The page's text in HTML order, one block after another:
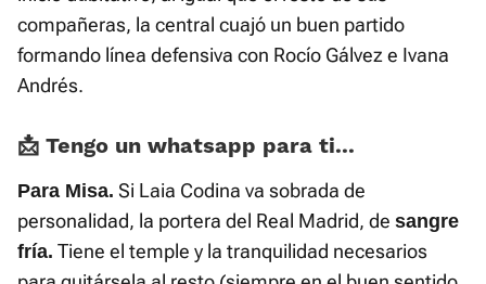
compañeras, la central cuajó un buen partido
formando línea defensiva con Rocío Gálvez e Ivana
Andrés.
📩 Tengo un whatsapp para ti...
Para Misa. Si Laia Codina va sobrada de
personalidad, la portera del Real Madrid, de sangre
fría. Tiene el temple y la tranquilidad necesarios